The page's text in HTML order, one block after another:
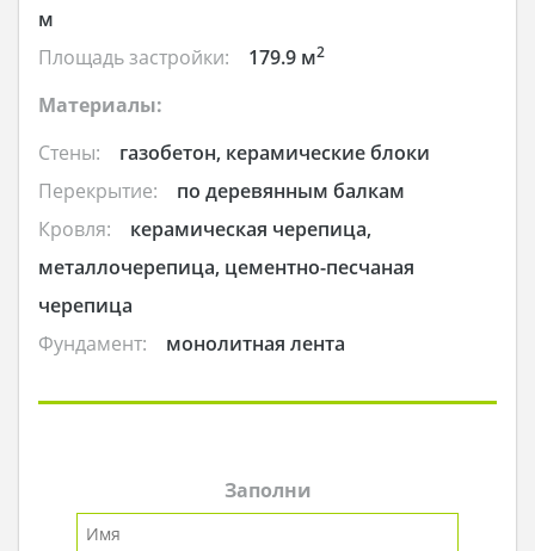
м
Площадь застройки:
179.9 м2
Материалы:
Стены:
газобетон, керамические блоки
Перекрытие:
по деревянным балкам
Кровля:
керамическая черепица,
металлочерепица, цементно-песчаная
черепица
Фундамент:
монолитная лента
Заполни